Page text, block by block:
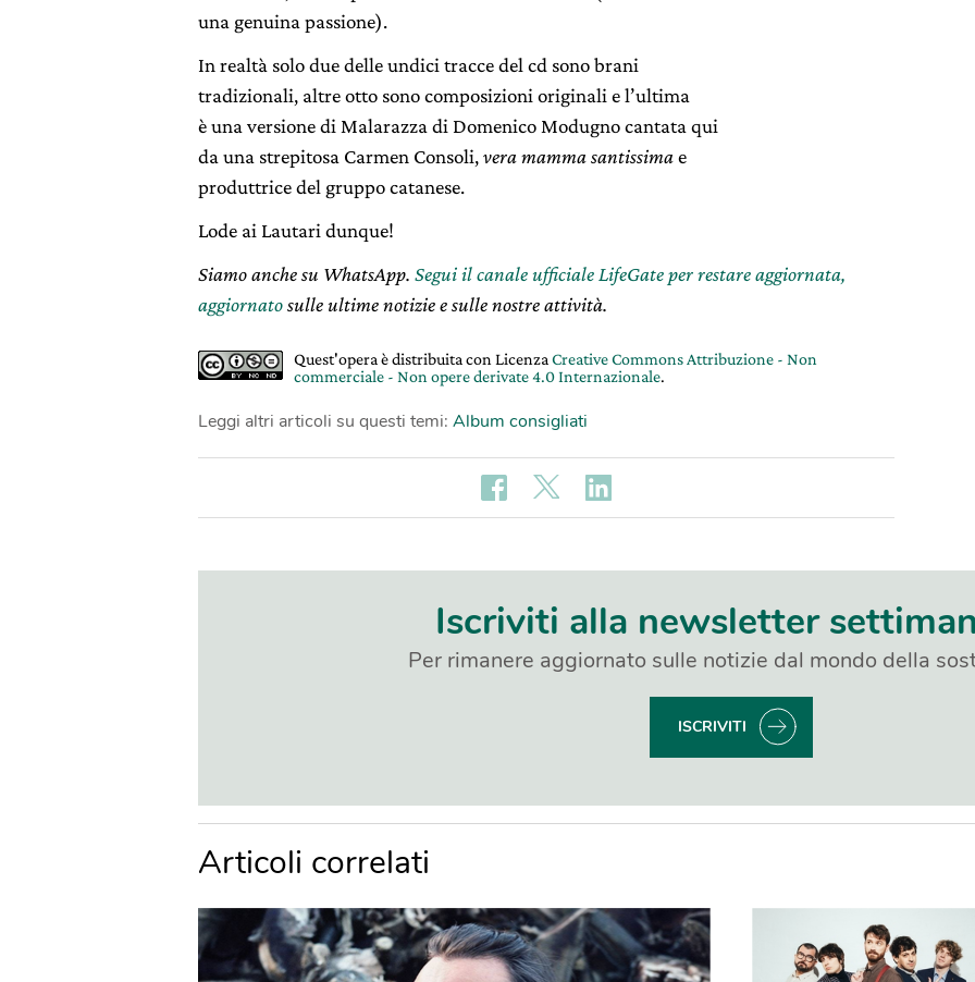
una genuina passione).
In realtà solo due delle undici tracce del cd sono brani
tradizionali, altre otto sono composizioni originali e l’ultima
è una versione di Malarazza di Domenico Modugno cantata qui
da una strepitosa Carmen Consoli,vera mamma santissimae
produttrice del gruppo catanese.
Lode ai Lautari dunque!
Siamo anche su WhatsApp. Segui il canale ufficiale LifeGate per restare aggiornata,
aggiornatosulle ultime notizie e sulle nostre attività.
Quest'opera è distribuita con Licenza Creative Commons Attribuzione - Non
commerciale - Non opere derivate 4.0 Internazionale.
Leggi altri articoli su questi temi: Album consigliati
Iscriviti alla newsletter
Per rimanere aggiornato sulle notizie dal mondo della
ISCRIVITI
Articoli correlati